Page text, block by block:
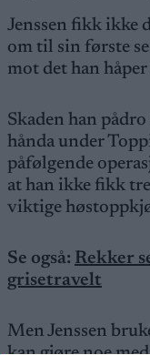
Jenssen fikk ikke
om til sin første
mot det han
Skaden han
hånda under
påfølgende
at han ikke fikk
viktige
Se også: Rekker
grisetravelt
Men Jenssen